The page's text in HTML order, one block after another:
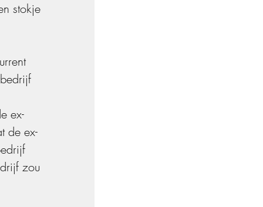
stokje
ex-
de ex-
zou